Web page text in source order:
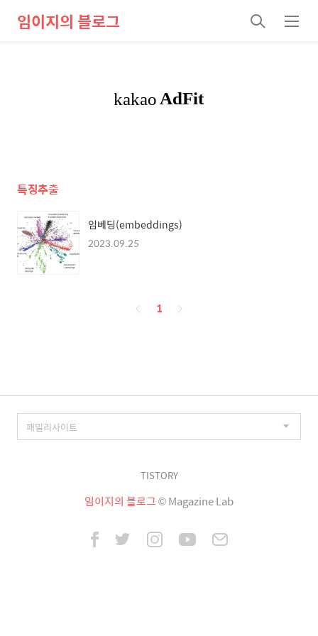
임이지의 블로그
검
색
메
뉴
특징추출
임베딩(embeddings)
2023.09.25
페
1
TISTORY
임이지의 블로그© Magazine Lab